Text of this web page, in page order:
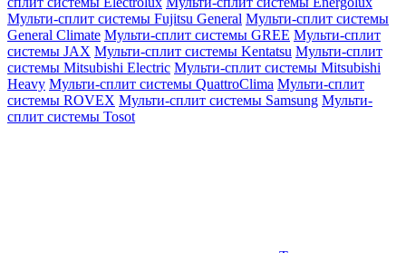
Мульти-сплит системы Fujitsu General Мульти-сплит системы
General Climate Мульти-сплит системы GREE Мульти-сплит
системы JAX Мульти-сплит системы Kentatsu Мульти-сплит
системы Mitsubishi Electric Мульти-сплит системы Mitsubishi
Heavy Мульти-сплит системы QuattroClima Мульти-сплит
системы ROVEX Мульти-сплит системы Samsung Мульти-
сплит системы Tosot